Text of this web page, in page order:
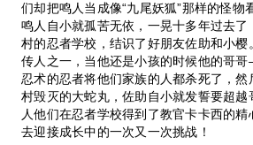
们却把鸣人当成像“九尾妖狐”那样的怪物
鸣人自小就孤苦无依，一晃十多年过去
村的忍者学校，结识了好朋友佐助和小樱
传人之一，当他还是小孩的时候他的哥
忍术的忍者将他们家族的人都杀死了，
村毁灭的大蛇丸，佐助自小就发誓要超
人他们在忍者学校得到了教官卡卡西的
去迎接成长中的一次又一次挑战！